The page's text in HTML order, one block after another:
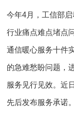
今年4月，工信部
行业痛点难点堵点
通信暖心服务十件
的急难愁盼问题，
服务见行见效。近
先后发布服务承诺。